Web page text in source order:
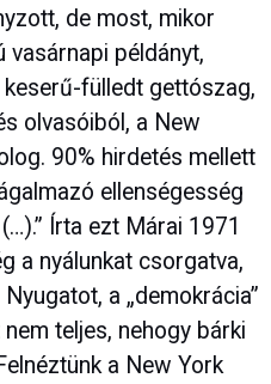
de most, mikor
vasárnapi példányt,
fülledt gettószag,
olvasóiból, a New
90% hirdetés mellett
ellenségesség
Írta ezt Márai 1971
a nyálunkat csorgatva,
a „demokrácia”
teljes, nehogy bárki
a New York